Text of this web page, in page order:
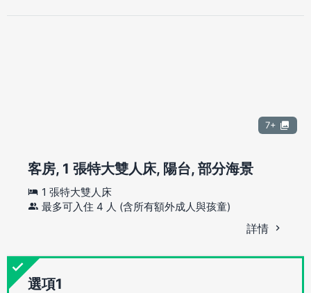
7+
客房, 1 張特大雙人床, 陽台, 部分海景
1 張特大雙人床
最多可入住 4 人 (含所有額外成人與孩童)
詳情
選項